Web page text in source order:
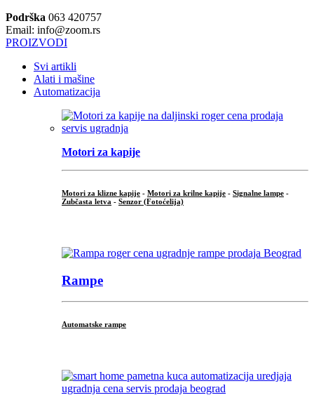
Podrška 063 420757
Email: info@zoom.rs
PROIZVODI
Svi artikli
Alati i mašine
Automatizacija
Motori za kapije
Motori za klizne kapije - Motori za krilne kapije - Signalne lampe -
Zubčasta letva - Senzor (Fotoćelija)
Rampe
Automatske rampe